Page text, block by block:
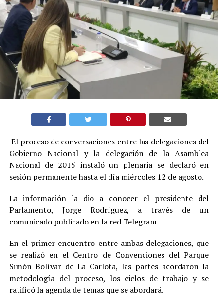
El proceso de conversaciones entre las delegaciones del
Gobierno Nacional y la delegación de la Asamblea
Nacional de 2015 instaló un plenaria se declaró en
sesión permanente hasta el día miércoles 12 de agosto.
La información la dio a conocer el presidente del
Parlamento, Jorge Rodríguez, a través de un
comunicado publicado en la red Telegram.
En el primer encuentro entre ambas delegaciones, que
se realizó en el Centro de Convenciones del Parque
Simón Bolívar de La Carlota, las partes acordaron la
metodología del proceso, los ciclos de trabajo y se
ratificó la agenda de temas que se abordará.